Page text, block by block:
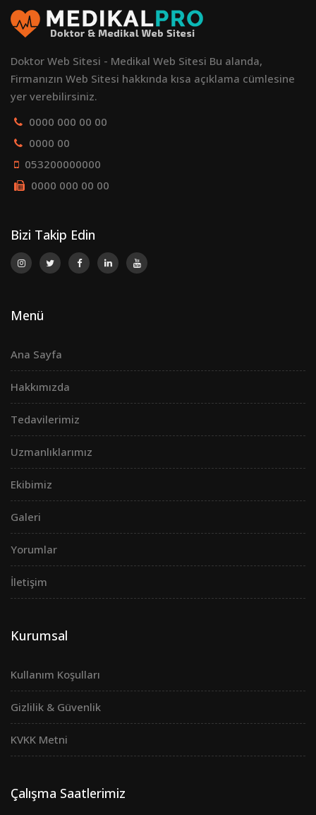
Doktor Web Sitesi - Medikal Web Sitesi Bu alanda,
Firmanızın Web Sitesi hakkında kısa açıklama cümlesine
yer verebilirsiniz.
0000 000 00 00
0000 00
053200000000
0000 000 00 00
Bizi Takip Edin
Menü
Ana Sayfa
Hakkımızda
Tedavilerimiz
Uzmanlıklarımız
Ekibimiz
Galeri
Yorumlar
İletişim
Kurumsal
Kullanım Koşulları
Gizlilik & Güvenlik
KVKK Metni
Çalışma Saatlerimiz